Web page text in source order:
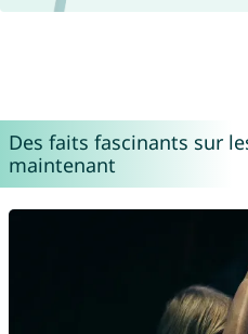
Des faits fascinants sur
maintenant